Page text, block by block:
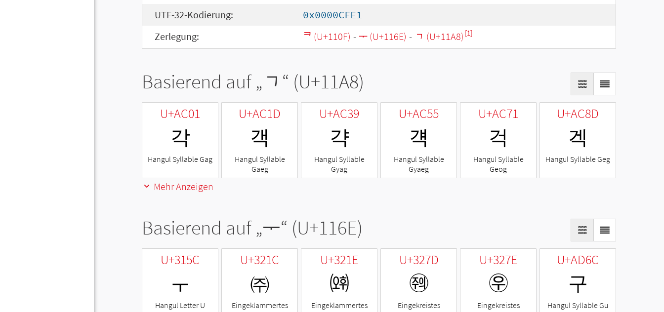
UTF-32-Kodierung:
0x0000CFE1
Zerlegung:
ᄏ (U+110F) - ᅮ (U+116E) - ᆨ (U+11A8) [1]
Basierend auf „ ᆨ “ (U+11A8)
U+AC01
각
Hangul Syllable Gag
U+AC1D
객
Hangul Syllable
Gaeg
U+AC39
갹
Hangul Syllable
Gyag
U+AC55
걕
Hangul Syllable
Gyaeg
U+AC71
걱
Hangul Syllable
Geog
U+AC8D
겍
Hangul Syllable Geg
Mehr Anzeigen
Basierend auf „ᅮ“ (U+116E)
U+315C
ㅜ
Hangul Letter U
U+321C
㈜
Eingeklammertes
U+321E
㈞
Eingeklammertes
U+327D
㉽
Eingekreistes
U+327E
㉾
Eingekreistes
U+AD6C
구
Hangul Syllable Gu